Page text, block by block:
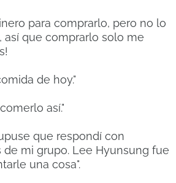
para comprarlo, pero no lo
así que comprarlo solo me
de hoy."
así."
que respondí con
mi grupo. Lee Hyunsung fue
una cosa".